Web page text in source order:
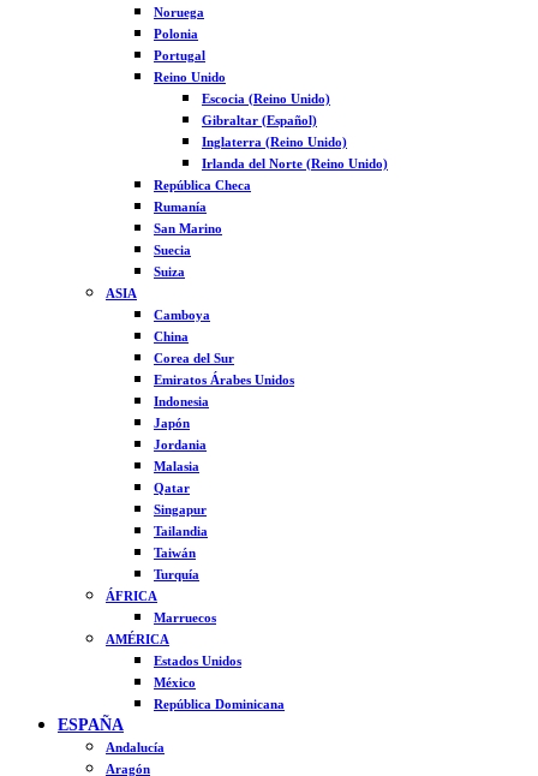
Noruega
Polonia
Portugal
Reino Unido
Escocia (Reino Unido)
Gibraltar (Español)
Inglaterra (Reino Unido)
Irlanda del Norte (Reino Unido)
República Checa
Rumanía
San Marino
Suecia
Suiza
ASIA
Camboya
China
Corea del Sur
Emiratos Árabes Unidos
Indonesia
Japón
Jordania
Malasia
Qatar
Singapur
Tailandia
Taiwán
Turquía
ÁFRICA
Marruecos
AMÉRICA
Estados Unidos
México
República Dominicana
ESPAÑA
Andalucía
Aragón